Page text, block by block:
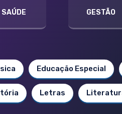
SAÚDE GESTÃO
Educação Especial
Letras